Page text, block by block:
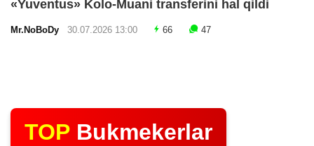
«Yuventus» Kolo-Muani transferini hal qildi
Mr.NoBoDy 30.07.2026 13:00 66 47
TOP Bukmekerlar